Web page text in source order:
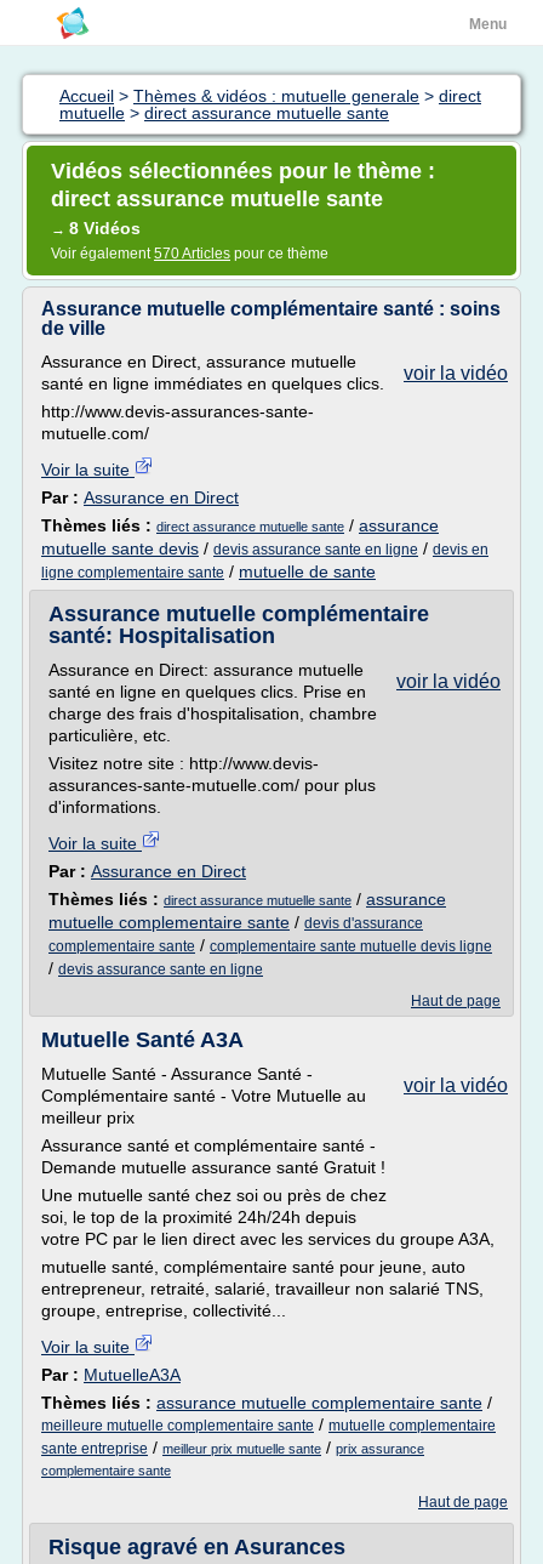
Menu
Accueil > Thèmes & vidéos : mutuelle generale > direct
mutuelle > direct assurance mutuelle sante
Vidéos sélectionnées pour le thème :
direct assurance mutuelle sante
→ 8 Vidéos
Voir également570 Articles pour ce thème
Assurance mutuelle complémentaire santé : soins
de ville
voir la vidéo
Assurance en Direct, assurance mutuelle
santé en ligne immédiates en quelques clics.
http://www.devis-assurances-sante-
mutuelle.com/
Voir la suite
Par : Assurance en Direct
Thèmes liés : direct assurance mutuelle sante / assurance
mutuelle sante devis / devis assurance sante en ligne / devis en
ligne complementaire sante / mutuelle de sante
Assurance mutuelle complémentaire
santé: Hospitalisation
voir la vidéo
Assurance en Direct: assurance mutuelle
santé en ligne en quelques clics. Prise en
charge des frais d'hospitalisation, chambre
particulière, etc.
Visitez notre site : http://www.devis-
assurances-sante-mutuelle.com/ pour plus
d'informations.
Voir la suite
Par : Assurance en Direct
Thèmes liés : direct assurance mutuelle sante / assurance
mutuelle complementaire sante / devis d'assurance
complementaire sante / complementaire sante mutuelle devis ligne
/ devis assurance sante en ligne
Haut de page
Mutuelle Santé A3A
voir la vidéo
Mutuelle Santé - Assurance Santé -
Complémentaire santé - Votre Mutuelle au
meilleur prix
Assurance santé et complémentaire santé -
Demande mutuelle assurance santé Gratuit !
Une mutuelle santé chez soi ou près de chez
soi, le top de la proximité 24h/24h depuis
votre PC par le lien direct avec les services du groupe A3A,
mutuelle santé, complémentaire santé pour jeune, auto
entrepreneur, retraité, salarié, travailleur non salarié TNS,
groupe, entreprise, collectivité...
Voir la suite
Par : MutuelleA3A
Thèmes liés : assurance mutuelle complementaire sante /
meilleure mutuelle complementaire sante / mutuelle complementaire
sante entreprise / meilleur prix mutuelle sante / prix assurance
complementaire sante
Haut de page
Risque agravé en Asurances